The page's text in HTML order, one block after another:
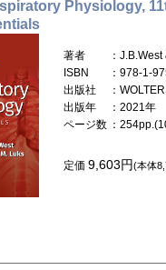
Physiology,
著者
：
ISBN
：978-1-
出版社
：
出版年
：2021年
ページ数 ：
定価9,603円(本体